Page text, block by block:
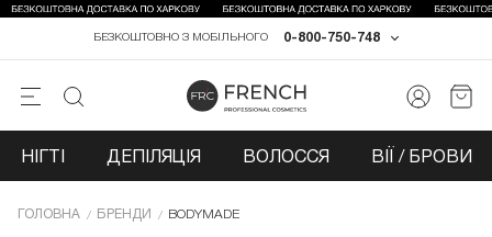
0-800-750-748
БЕЗКОШТОВНО З МОБІЛЬНОГО
НІГТІ ДЕПІЛЯЦІЯ ВОЛОССЯ ВІЇ / БРОВИ
ГОЛОВНА БРЕНДИ BODYMADE